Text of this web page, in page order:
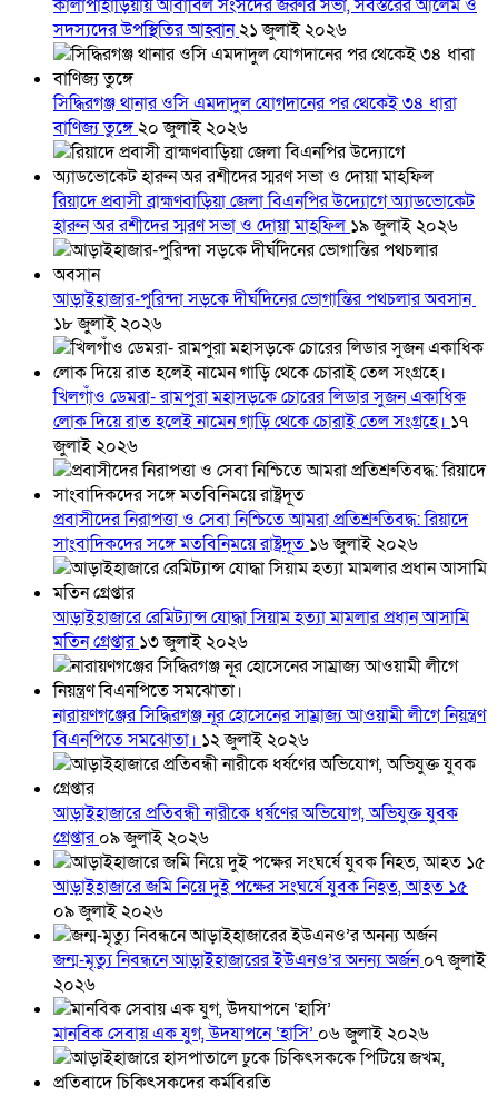
কালাপাহাড়িয়ায় আবাবিল সংসদের জরুরি সভা, সর্বস্তরের আলেম ও
সদস্যদের উপস্থিতির আহ্বান২১ জুলাই ২০২৬
সিদ্ধিরগঞ্জ থানার ওসি এমদাদুল যোগদানের পর থেকেই ৩৪ ধারা
বাণিজ্য তুঙ্গে২০ জুলাই ২০২৬
রিয়াদে প্রবাসী ব্রাহ্মণবাড়িয়া জেলা বিএনপির উদ্যোগে অ্যাডভোকেট
হারুন অর রশীদের স্মরণ সভা ও দোয়া মাহফিল ১৯ জুলাই ২০২৬
আড়াইহাজার-পুরিন্দা সড়কে দীর্ঘদিনের ভোগান্তির পথচলার অবসান
১৮ জুলাই ২০২৬
খিলগাঁও ডেমরা- রামপুরা মহাসড়কে চোরের লিডার সুজন একাধিক
লোক দিয়ে রাত হলেই নামেন গাড়ি থেকে চোরাই তেল সংগ্রহে। ১৭
জুলাই ২০২৬
প্রবাসীদের নিরাপত্তা ও সেবা নিশ্চিতে আমরা প্রতিশ্রুতিবদ্ধ: রিয়াদে
সাংবাদিকদের সঙ্গে মতবিনিময়ে রাষ্ট্রদূত ১৬ জুলাই ২০২৬
আড়াইহাজারে রেমিট্যান্স যোদ্ধা সিয়াম হত্যা মামলার প্রধান আসামি
মতিন গ্রেপ্তার১৩ জুলাই ২০২৬
নারায়ণগঞ্জের সিদ্ধিরগঞ্জ নূর হোসেনের সাম্রাজ্য আওয়ামী লীগে নিয়ন্ত্রণ
বিএনপিতে সমঝোতা। ১২ জুলাই ২০২৬
আড়াইহাজারে প্রতিবন্ধী নারীকে ধর্ষণের অভিযোগ, অভিযুক্ত যুবক
গ্রেপ্তার০৯ জুলাই ২০২৬
আড়াইহাজারে জমি নিয়ে দুই পক্ষের সংঘর্ষে যুবক নিহত, আহত ১৫
০৯ জুলাই ২০২৬
জন্ম-মৃত্যু নিবন্ধনে আড়াইহাজারের ইউএনও’র অনন্য অর্জন০৭ জুলাই
২০২৬
মানবিক সেবায় এক যুগ, উদযাপনে ‘হাসি’ ০৬ জুলাই ২০২৬